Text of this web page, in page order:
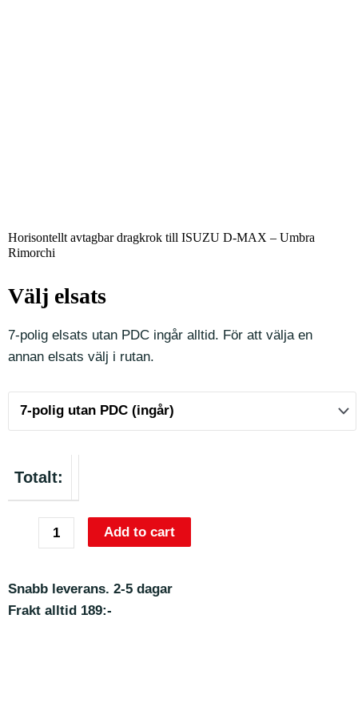
Horisontellt avtagbar dragkrok till ISUZU D-MAX – Umbra
Rimorchi
Välj elsats
7-polig elsats utan PDC ingår alltid. För att välja en
annan elsats välj i rutan.
Totalt:
Add to cart
Snabb leverans. 2-5 dagar
Frakt alltid 189:-